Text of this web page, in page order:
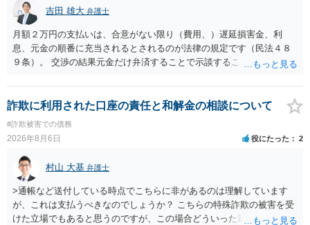
吉田 雄大 弁護士
月額２万円の支払いは、合意がない限り（費用、）遅延損害金、利
息、元金の順番に充当されるとされるのが法律の規定です（民法４８
９条）。 交渉の結果元金だけ弁済することで示談することは、弁護士
ることには消極的なことが多いものの、お近くの弁護士にご依頼しチ
ャレンジなさる意義は十分にあると思います。
詐欺に利用された口座の責任と和解金の相談について
#詐欺被害での債務
2026年8月6日 役にたった 2
村山 大基 弁護士
>通帳など送付している時点でこちらに非があるのは理解しています
が、これは支払うべきなのでしょうか？ こちらの特殊詐欺の被害を受
けた立場でもあると思うのですが、この場合どういった対処が必要で